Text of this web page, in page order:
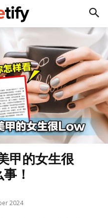
甲的女生很
！
2024